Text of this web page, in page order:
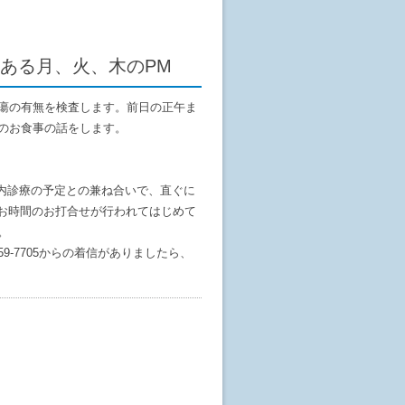
る月、火、木のPM
の有無を検査します。前日の正午ま
食事の話をします。
療の予定との兼ね合いで、直ぐに
時間のお打合せが行われてはじめて
7705からの着信がありましたら、